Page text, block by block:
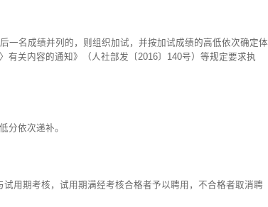
一名成绩并列的，则组织加试，并按加试成绩的高低依次确定体
关内容的通知》（人社部发〔2016〕140号）等规定要求执
分依次递补。
用期考核，试用期满经考核合格者予以聘用，不合格者取消聘